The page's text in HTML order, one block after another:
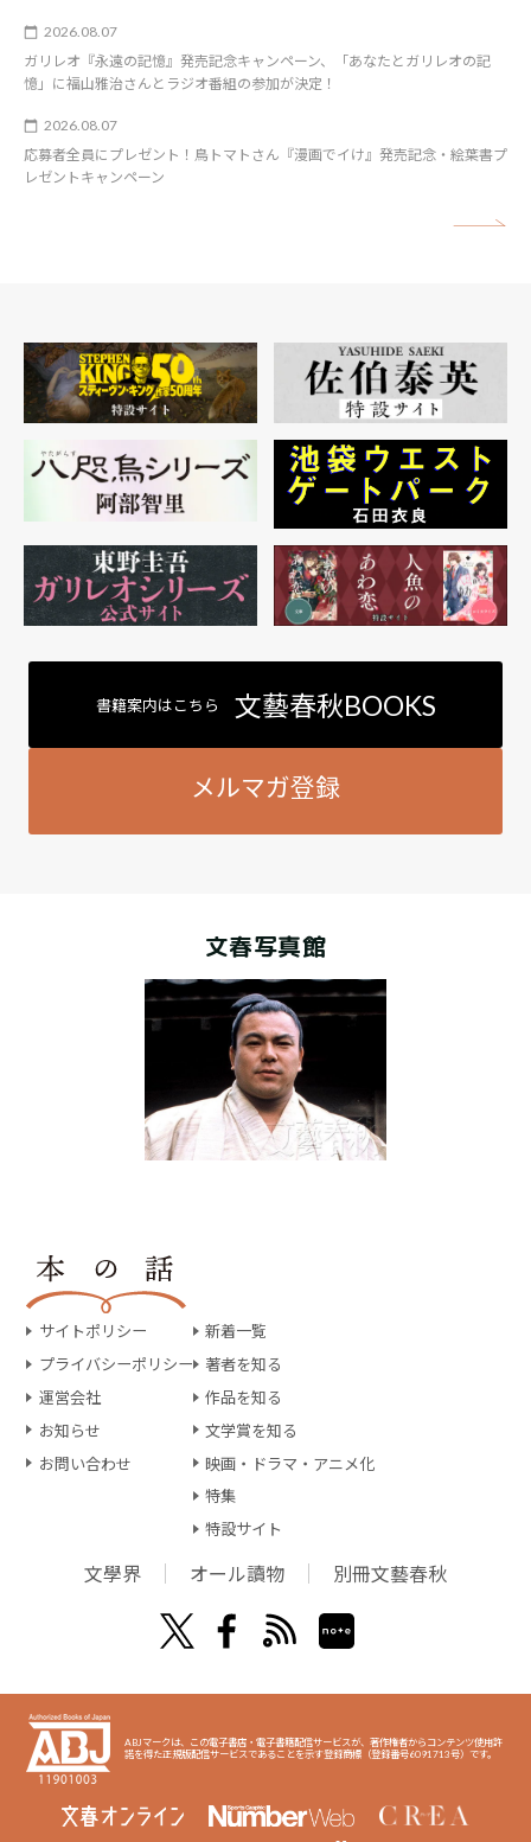
2026.08.07
ガリレオ『永遠の記憶』発売記念キャンペーン、「あなたとガリレオの記
憶」に福山雅治さんとラジオ番組の参加が決定！
2026.08.07
応募者全員にプレゼント！鳥トマトさん『漫画でイけ』発売記念・絵葉書プ
レゼントキャンペーン
書籍案内はこちら 文藝春秋BOOKS
メルマガ登録
文春写真館
サイトポリシー
プライバシーポリシー
運営会社
お知らせ
お問い合わせ
新着一覧
著者を知る
作品を知る
文学賞を知る
映画・ドラマ・アニメ化
特集
特設サイト
文學界 オール讀物 別冊文藝春秋
ABJマークは、この電子書店・電子書籍配信サービスが、著作権者からコンテンツ使用許
諾を得た正規版配信サービスであることを示す登録商標（登録番号6091713号）です。